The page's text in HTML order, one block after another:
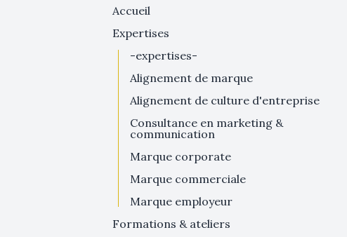
Accueil
expertises
-expertises-
alignement de marque
alignement de culture d'entreprise
consultance en marketing &
communication
marque corporate
marque commerciale
marque employeur
formations & ateliers